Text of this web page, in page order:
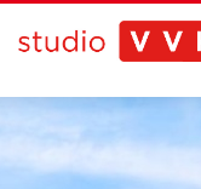
Home
Projecten
Bureau